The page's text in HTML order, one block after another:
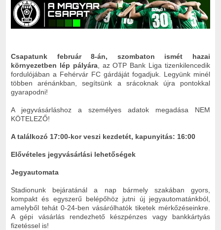
Csapatunk február 8-án, szombaton ismét hazai
környezetben lép pályára, az OTP Bank Liga tizenkilencedik
fordulójában a Fehérvár FC gárdáját fogadjuk. Legyünk minél
többen arénánkban, segítsünk a srácoknak újra pontokkal
gyarapodni!
A jegyvásárláshoz a személyes adatok megadása NEM
KÖTELEZŐ!
A találkozó 17:00-kor veszi kezdetét, kapunyitás: 16:00
Elővételes jegyvásárlási lehetőségek
Jegyautomata
Stadionunk bejáratánál a nap bármely szakában gyors,
kompakt és egyszerű belépőhöz jutni új jegyautomatánkból,
amelyből tehát 0-24-ben vásárólhatók tiketek mérkőzéseinkre.
A gépi vásárlás rendezhető készpénzes vagy bankkártyás
fizetéssel is!